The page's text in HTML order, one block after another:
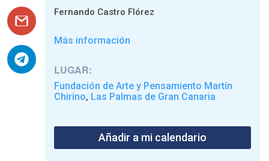
Fernando Castro Flórez
Más información
LUGAR:
Fundación de Arte y Pensamiento Martín
Chirino, Las Palmas de Gran Canaria
Añadir a mi calendario